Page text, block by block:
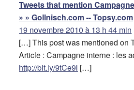
Tweets that mention
» » Gollnisch.com -- Topsy.com
19 novembre 2010 à 13 h 44 min
[…] This post was mentioned on
Article : Campagne interne : les
http://bit.ly/9tCe9l […]